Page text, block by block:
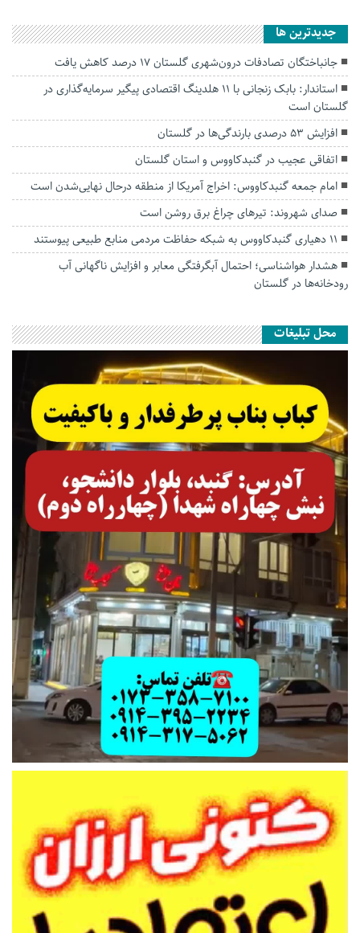
جديدترين ها
جانباختگان تصادفات درون‌شهری گلستان ۱۷ درصد کاهش یافت
استاندار: بابک زنجانی با ۱۱ هلدینگ اقتصادی پیگیر سرمایه‌گذاری در
گلستان است
افزایش ۵۳ درصدی بارندگی‌ها در گلستان
اتفاقی عجیب در‌ گنبدکاووس و استان گلستان
امام جمعه گنبدکاووس: اخراج آمریکا از منطقه درحال نهایی‌شدن است
صدای شهروند: تیرهای چراغ برق روشن است
۱۱ دهیاری گنبدکاووس به شبکه حفاظت مردمی منابع طبیعی پیوستند
هشدار هواشناسی؛ احتمال آبگرفتگی معابر و افزایش ناگهانی آب
رودخانه‌ها در گلستان
محل تبلیغات